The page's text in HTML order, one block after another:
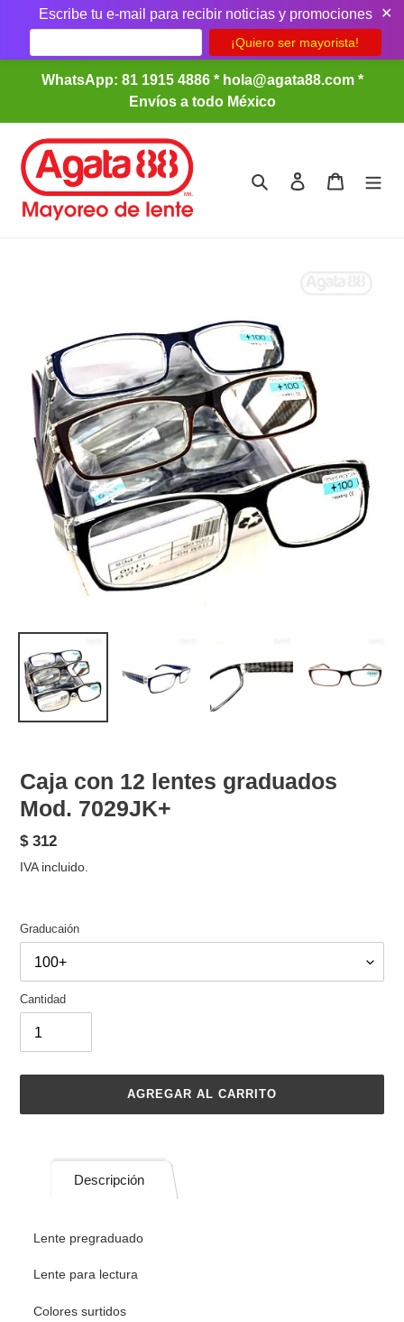
Escribe tu e-mail para recibir noticias y promociones ✕
directamente
contenido
WhatsApp: 81 1915 4886 * hola@agata88.com *
Envíos a todo México
Buscar Ingresar Carrito
Caja con 12 lentes graduados
Mod. 7029JK+
Precio
habitual
$ 312
IVA incluido.
Graducaión
Cantidad
AGREGAR AL CARRITO
carrito
compra
Descripción
Lente pregraduado
Lente para lectura
Colores surtidos